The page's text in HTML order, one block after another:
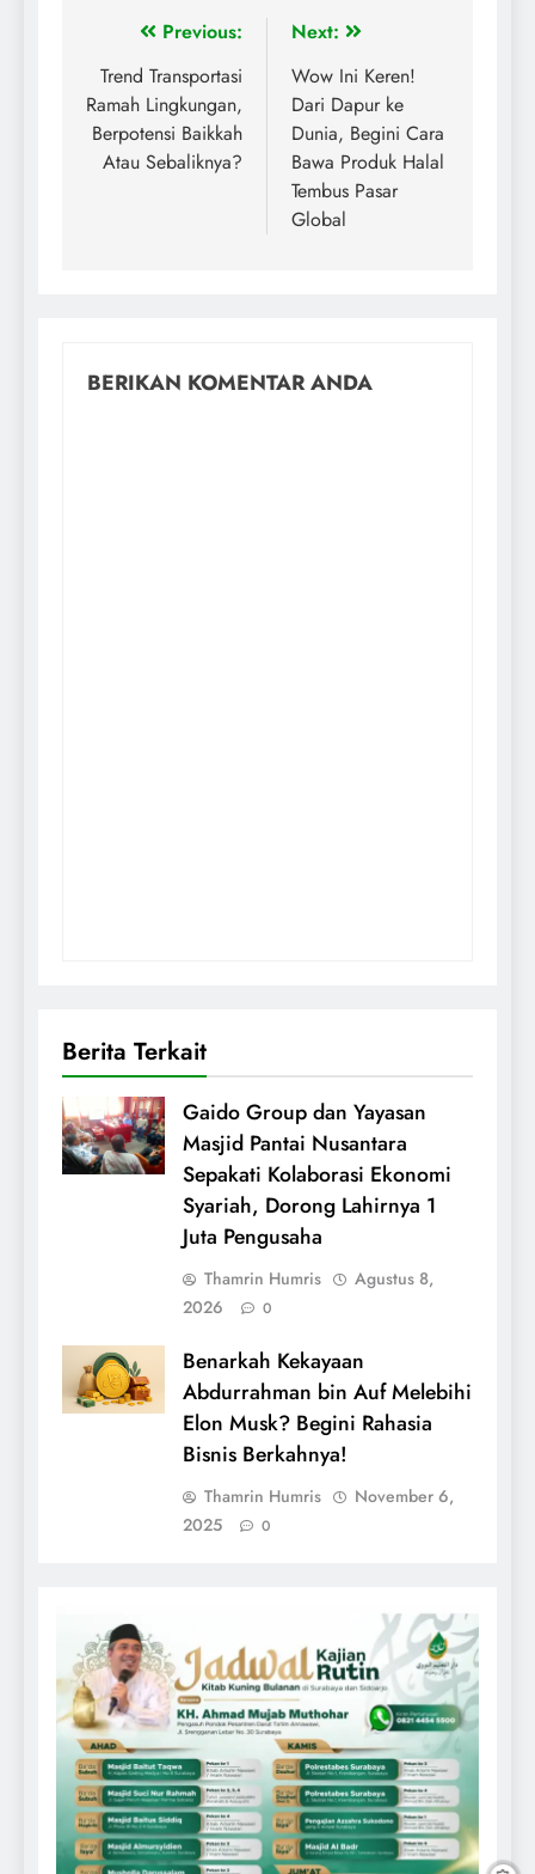
Previous:
Trend Transportasi
Ramah Lingkungan,
Berpotensi Baikkah
Atau Sebaliknya?
Next:
Wow Ini Keren!
Dari Dapur ke
Dunia, Begini Cara
Bawa Produk Halal
Tembus Pasar
Global
BERIKAN KOMENTAR ANDA
Berita Terkait
Gaido Group dan Yayasan
Masjid Pantai Nusantara
Sepakati Kolaborasi Ekonomi
Syariah, Dorong Lahirnya 1
Juta Pengusaha
Thamrin Humris
Agustus 8,
2026
0
Benarkah Kekayaan
Abdurrahman bin Auf Melebihi
Elon Musk? Begini Rahasia
Bisnis Berkahnya!
Thamrin Humris
November 6,
2025
0